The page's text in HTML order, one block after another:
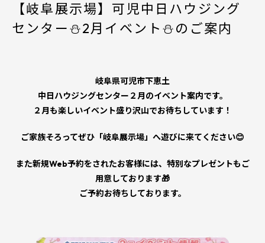
【岐阜展示場】可児中日ハウジング
センター⛄2月イベント⛄のご案内
岐阜県可児市下恵土
中日ハウジングセンター２月のイベント案内です。
２月も楽しいイベント盛り沢山でお待ちしています！
ご家族そろってぜひ「岐阜展示場」へ遊びに来てください😊
また新規Web予約をされたお客様には、特別なプレゼントもご
用意しております🎁
ご予約お待ちしております。